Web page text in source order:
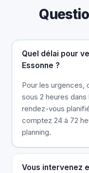
Quel délai pour
Essonne ?
Pour les urgences,
sous 2 heures
rendez-vous
comptez 24 à 72
planning.
Vous intervenez